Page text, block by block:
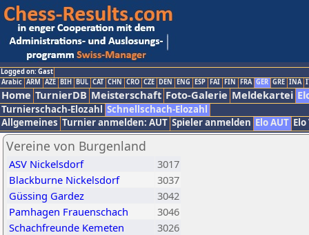
Logged on: Gast
Arabic ARM AZE BIH BUL CAT CHN CRO CZE DEN ENG ESP FAI FIN FRA GER GRE INA
Home TurnierDB Meisterschaft Foto-Galerie Meldekartei
Turnierschach-Elozahl Schnellschach-Elozahl
Allgemeines Turnier anmelden: AUT Spieler anmelden Elo AUT
Vereine von Burgenland
ASV Nickelsdorf
3017
Blackburne Nickelsdorf
3037
Güssing Gardez
3042
Pamhagen Frauenschach
3046
Schachfreunde Kemeten
3026